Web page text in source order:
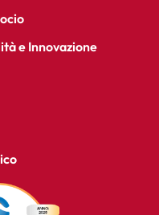
e Innovazione